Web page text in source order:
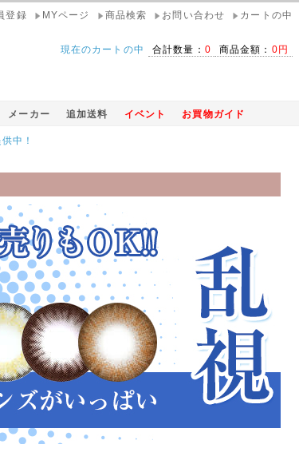
登録 MYページ 商品検索 お問い合わせ カートの中
現在のカートの中 合計数量： 0 商品金額： 0円
メーカー 追加送料 イベント お買物ガイド